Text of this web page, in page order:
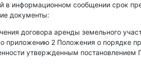
в информационном сообщении срок
документы:
договора аренды земельного
приложению 2 Положения о порядке
утвержденным постановлением